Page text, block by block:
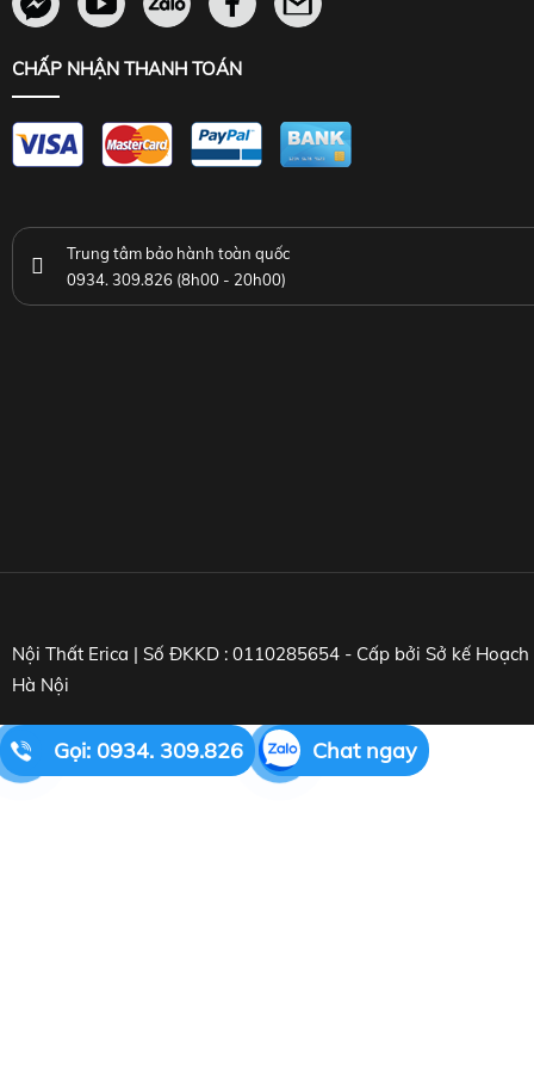
CHẤP NHẬN THANH TOÁN
Trung tâm bảo hành toàn quốc
0934. 309.826 (8h00 - 20h00)
Nội Thất Erica | Số ĐKKD : 0110285654 - Cấp bởi Sở kế
Hà Nội
Gọi: 0934. 309.826 Chat ngay